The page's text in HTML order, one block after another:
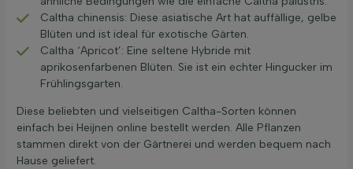
Caltha chinensis: Diese asiatische Art hat auffällige, gelbe
Blüten und ist ideal für exotische Gärten.
Caltha ‘Apricot’: Eine seltene Hybride mit
aprikosenfarbenen Blüten. Sie ist ein echter Hingucker im
Frühlingsgarten.
Diese beliebten und vielseitigen Caltha-Sorten können
einfach bei Heijnen online bestellt werden. Alle Pflanzen
stammen direkt von der Gärtnerei und werden bequem nach
Hause geliefert.